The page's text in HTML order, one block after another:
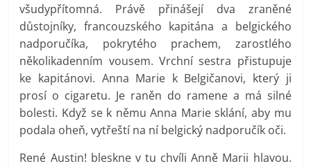
všudypřítomná. Právě přinášejí dva zraněné
důstojníky, francouzského kapitána a belgického
nadporučíka, pokrytého prachem, zarostlého
několikadenním vousem. Vrchní sestra přistupuje
ke kapitánovi. Anna Marie k Belgičanovi, který ji
prosí o cigaretu. Je raněn do ramene a má silné
bolesti. Když se k němu Anna Marie sklání, aby mu
podala oheň, vytřeští na ní belgický nadporučík oči.
René Austin! bleskne v tu chvíli Anně Marii hlavou.